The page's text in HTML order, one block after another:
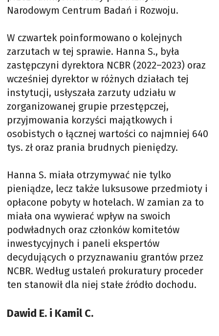
Narodowym Centrum Badań i Rozwoju.
W czwartek poinformowano o kolejnych
zarzutach w tej sprawie. Hanna S., była
zastępczyni dyrektora NCBR (2022–2023) oraz
wcześniej dyrektor w różnych działach tej
instytucji, usłyszała zarzuty udziału w
zorganizowanej grupie przestępczej,
przyjmowania korzyści majątkowych i
osobistych o łącznej wartości co najmniej 640
tys. zł oraz prania brudnych pieniędzy.
Hanna S. miała otrzymywać nie tylko
pieniądze, lecz także luksusowe przedmioty i
opłacone pobyty w hotelach. W zamian za to
miała ona wywierać wpływ na swoich
podwładnych oraz członków komitetów
inwestycyjnych i paneli ekspertów
decydujących o przyznawaniu grantów przez
NCBR. Według ustaleń prokuratury proceder
ten stanowił dla niej stałe źródło dochodu.
Dawid E. i Kamil C.